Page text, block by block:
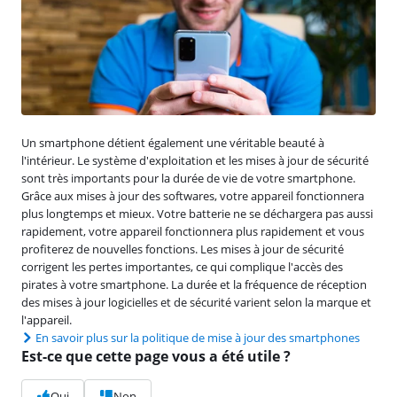
Un smartphone détient également une véritable beauté à
l'intérieur. Le système d'exploitation et les mises à jour de sécurité
sont très importants pour la durée de vie de votre smartphone.
Grâce aux mises à jour des softwares, votre appareil fonctionnera
plus longtemps et mieux. Votre batterie ne se déchargera pas aussi
rapidement, votre appareil fonctionnera plus rapidement et vous
profiterez de nouvelles fonctions. Les mises à jour de sécurité
corrigent les pertes importantes, ce qui complique l'accès des
pirates à votre smartphone. La durée et la fréquence de réception
des mises à jour logicielles et de sécurité varient selon la marque et
l'appareil.
En savoir plus sur la politique de mise à jour des smartphones
Est-ce que cette page vous a été utile ?